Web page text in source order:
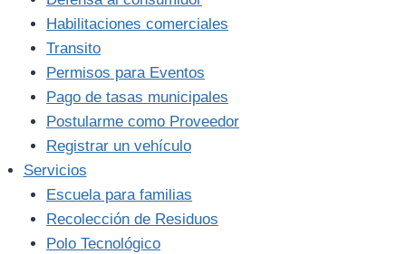
Habilitaciones comerciales
Transito
Permisos para Eventos
Pago de tasas municipales
Postularme como Proveedor
Registrar un vehículo
Servicios
Escuela para familias
Recolección de Residuos
Polo Tecnológico